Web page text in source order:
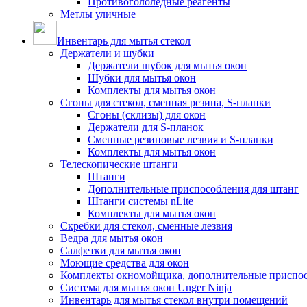
Метлы уличные
Инвентарь для мытья стекол
Держатели и шубки
Держатели шубок для мытья окон
Шубки для мытья окон
Комплекты для мытья окон
Сгоны для стекол, сменная резина, S-планки
Сгоны (склизы) для окон
Держатели для S-планок
Сменные резиновые лезвия и S-планки
Комплекты для мытья окон
Телескопические штанги
Штанги
Дополнительные приспособления для штанг
Штанги системы nLite
Комплекты для мытья окон
Скребки для стекол, сменные лезвия
Ведра для мытья окон
Салфетки для мытья окон
Моющие средства для окон
Комплекты окномойщика, дополнительные
Система для мытья окон Unger Ninja
Инвентарь для мытья стекол внутри помещений